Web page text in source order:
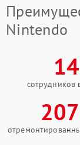
Nintendo
14
сотрудников